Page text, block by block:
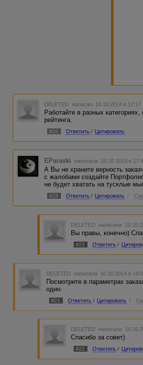
DELETED написал 10.10.2014 в 17:17
Работайте в разных
рейтинга.
#16 Ответить / Цитировать
EParaski написала 10.10.2014 в
А Вы не храните верность
с жалобами создайте
не будет хватать на тусклые
#18 Ответить / Цитировать /
DELETED написала
Вы правы, конечно)
#23 Ответить /
DELETED написала 10.10.2014 в
Посмотрите в параметрах
один.
#21 Ответить / Цитировать /
DELETED написала
Спасибо за совет)
#22 Ответить /